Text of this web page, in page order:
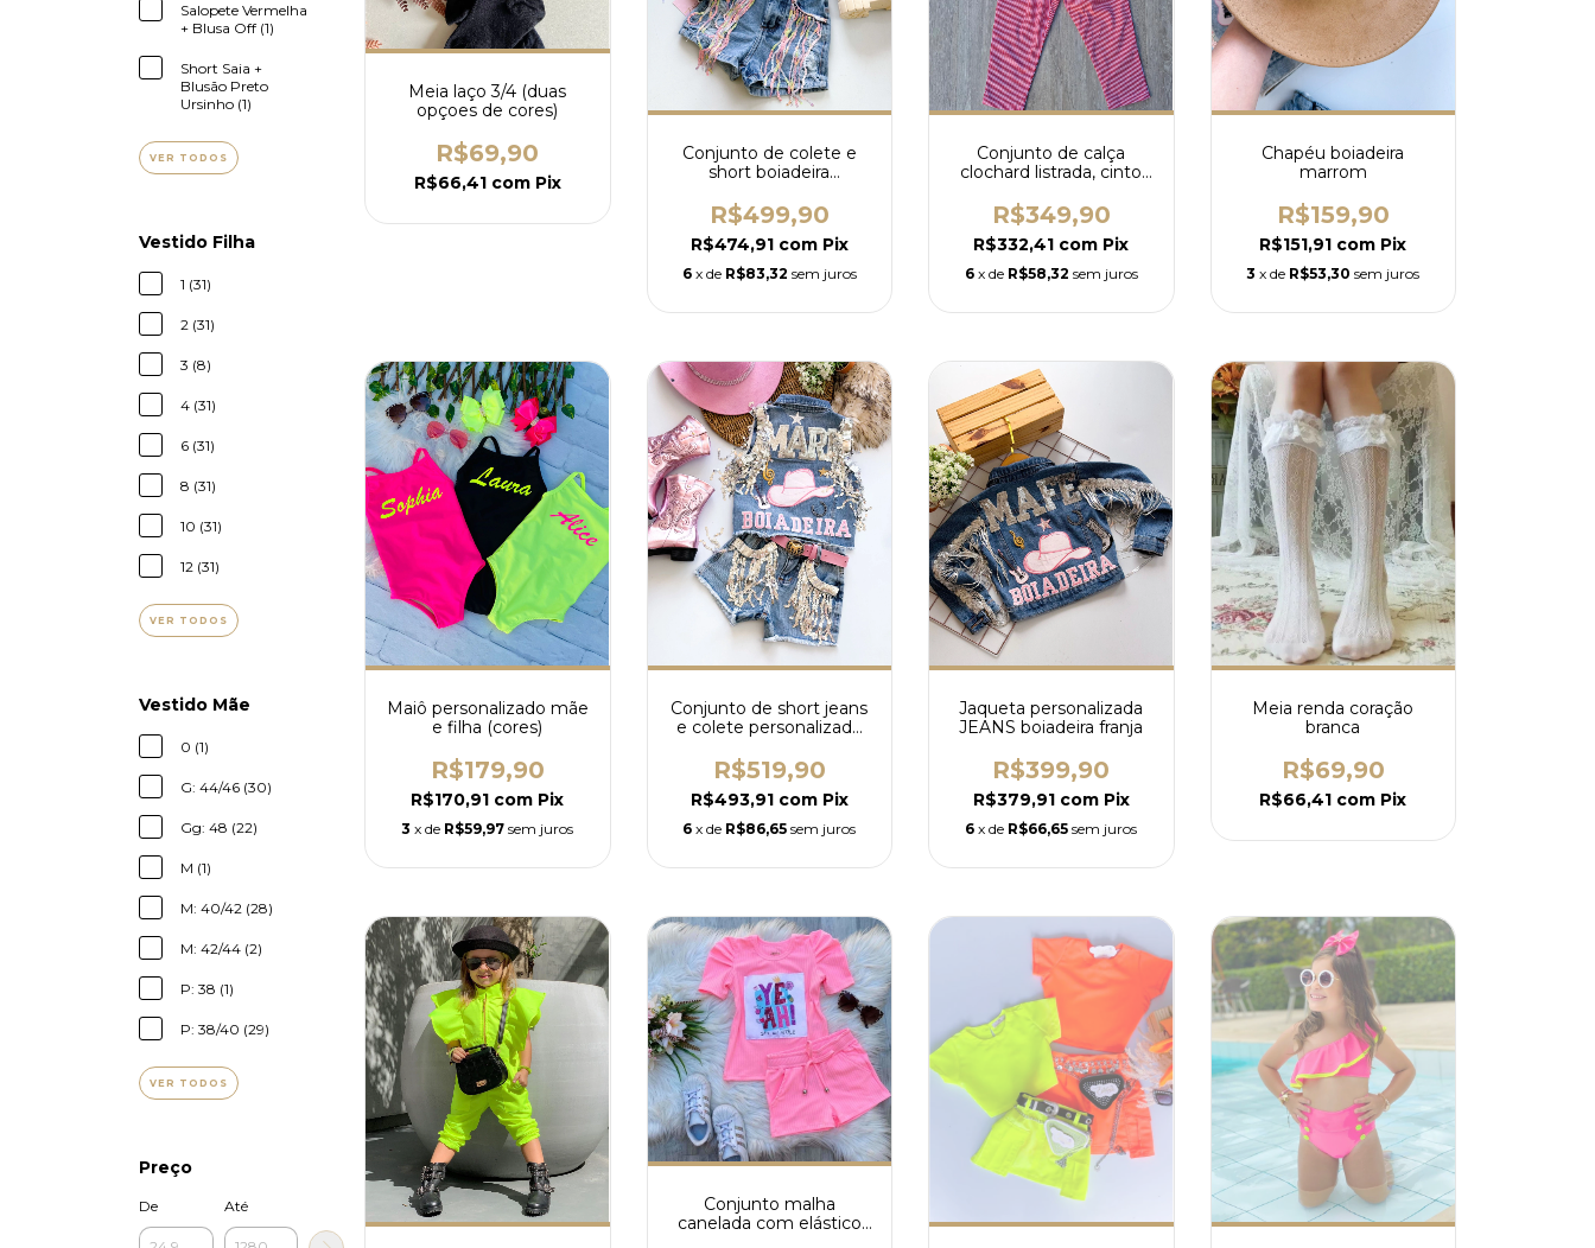
Salopete Vermelha
+ Blusa Off (1)
Short Saia +
Blusão Preto
Ursinho (1)
VER TODOS
Vestido Filha
1 (31)
2 (31)
3 (8)
4 (31)
6 (31)
8 (31)
10 (31)
12 (31)
VER TODOS
Vestido Mãe
0 (1)
G: 44/46 (30)
Gg: 48 (22)
M (1)
M: 40/42 (28)
M: 42/44 (2)
P: 38 (1)
P: 38/40 (29)
VER TODOS
Preço
De Até
Meia laço 3/4 (duas
opçoes de cores)
R$69,90
R$66,41 com Pix
Conjunto de colete e
short boiadeira
franjas coloridas
R$499,90
R$474,91 com Pix
6 x de R$83,32 sem juros
Conjunto de calça
clochard listrada, cinto
branco
R$349,90
R$332,41 com Pix
6 x de R$58,32 sem juros
Chapéu boiadeira
marrom
R$159,90
R$151,91 com Pix
3 x de R$53,30 sem juros
Maiô personalizado mãe
e filha (cores)
R$179,90
R$170,91 com Pix
3 x de R$59,97 sem juros
Conjunto de short jeans
e colete personalizado
pratas de paetê
R$519,90
R$493,91 com Pix
6 x de R$86,65 sem juros
Jaqueta personalizada
JEANS boiadeira franja
R$399,90
R$379,91 com Pix
6 x de R$66,65 sem juros
Meia renda coração
branca
R$69,90
R$66,41 com Pix
Conjunto malha
canelada com elástico